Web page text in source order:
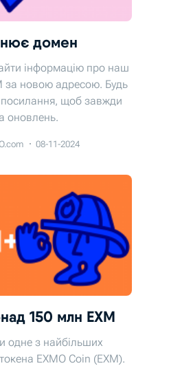
домен
інформацію про наш
за новою адресою. Будь
посилання, щоб завжди
оновлень.
08-11-2024
150 млн EXM
одне з найбільших
EXMO Coin (EXM).